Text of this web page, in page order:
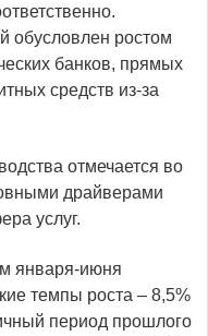
обусловлен ростом
банков, прямых
средств из-за
отмечается во
драйверами
услуг.
января-июня
темпы роста – 8,5%
период прошлого